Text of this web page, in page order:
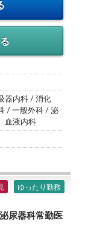
器内科 / 消化
/ 一般外科 / 泌
血液内科
ゆったり勤務
尿器科常勤医